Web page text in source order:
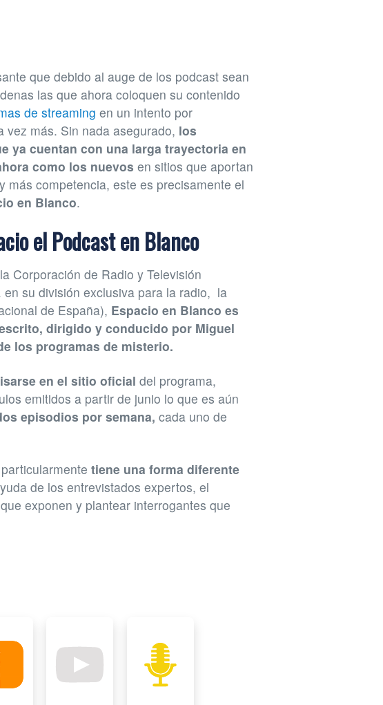
que debido al auge de los podcast sean
las que ahora coloquen su contenido
de streaming en un intento por
vez más. Sin nada asegurado, los
ya cuentan con una larga trayectoria en
como los nuevos en sitios que aportan
más competencia, este es precisamente el
en Blanco.
el Podcast en Blanco
Corporación de Radio y Televisión
en su división exclusiva para la radio, la
de España), Espacio en Blanco es
dirigido y conducido por Miguel
los programas de misterio.
en el sitio oficial del programa,
emitidos a partir de junio lo que es aún
episodios por semana, cada uno de
tiene una forma diferente
de los entrevistados expertos, el
exponen y plantear interrogantes que